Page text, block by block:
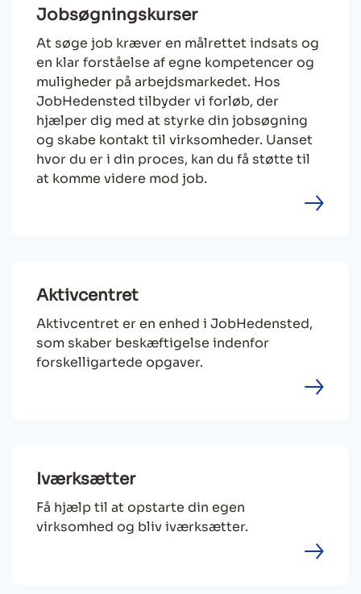
Jobsøgningskurser
At søge job kræver en målrettet indsats og
en klar forståelse af egne kompetencer og
muligheder på arbejdsmarkedet. Hos
JobHedensted tilbyder vi forløb, der
hjælper dig med at styrke din jobsøgning
og skabe kontakt til virksomheder. Uanset
hvor du er i din proces, kan du få støtte til
at komme videre mod job.
Aktivcentret
Aktivcentret er en enhed i JobHedensted,
som skaber beskæftigelse indenfor
forskelligartede opgaver.
Iværksætter
Få hjælp til at opstarte din egen
virksomhed og bliv iværksætter.